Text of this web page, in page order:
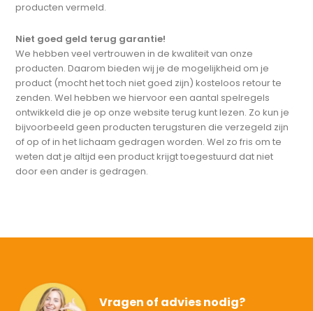
producten vermeld.
Niet goed geld terug garantie!
We hebben veel vertrouwen in de kwaliteit van onze
producten. Daarom bieden wij je de mogelijkheid om je
product (mocht het toch niet goed zijn) kosteloos retour te
zenden. Wel hebben we hiervoor een aantal spelregels
ontwikkeld die je op onze website terug kunt lezen. Zo kun je
bijvoorbeeld geen producten terugsturen die verzegeld zijn
of op of in het lichaam gedragen worden. Wel zo fris om te
weten dat je altijd een product krijgt toegestuurd dat niet
door een ander is gedragen.
Vragen of advies nodig?